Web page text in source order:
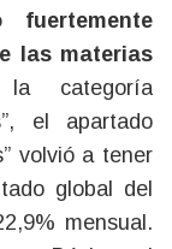
las materias
categoría
el apartado
volvió a tener
global del
mensual.